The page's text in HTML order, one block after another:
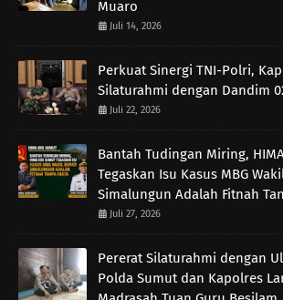
Muaro
Juli 14, 2026
Perkuat Sinergi TNI-Polri,
Silaturahmi dengan Dandim
Juli 22, 2026
Bantah Tudingan Miring,
Tegaskan Isu Kasus MBG
Simalungun Adalah Fitnah
Juli 27, 2026
Pererat Silaturahmi dengan
Polda Sumut dan Kapolres